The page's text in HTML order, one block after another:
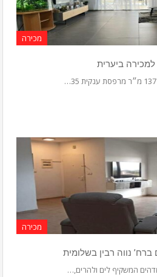
מכירה
ביערית
מכירה
נווה רבין בשלומית
המשקיף לים ולהרים,…